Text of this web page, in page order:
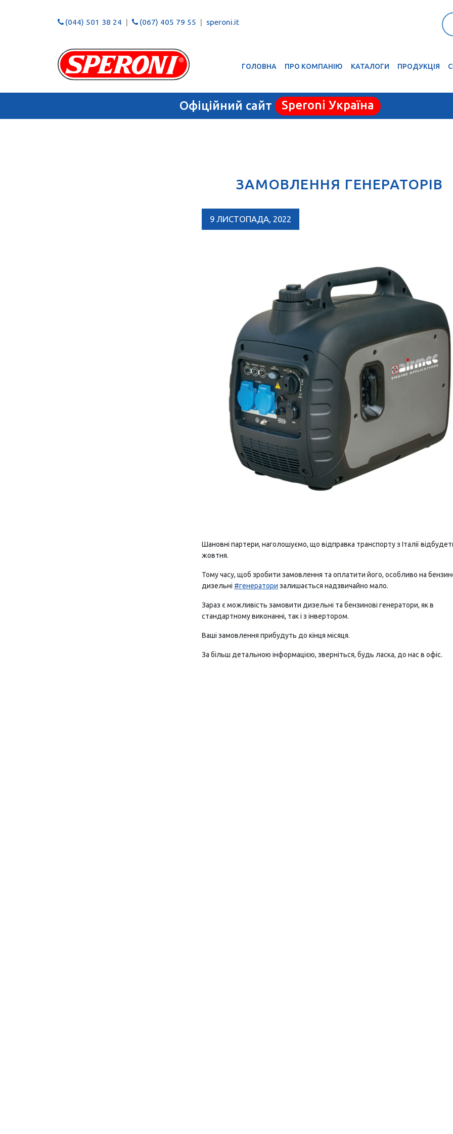
(044) 501 38 24 (067) 405 79 55 speroni.it
ГОЛОВНА ПРО КОМПАНІЮ КАТАЛОГИ ПРОДУКЦІЯ
Офіційний сайт Speroni Україна
ЗАМОВЛЕННЯ ГЕНЕРАТОРІВ
9 ЛИСТОПАДА, 2022
Шановні партери, наголошуємо, що відправка транспорту з Італії
жовтня.
Тому часу, щоб зробити замовлення та оплатити його, особливо на
дизельні #генератори залишається надзвичайно мало.
Зараз є можливість замовити дизельні та бензинові генератори, як в
стандартному виконанні, так і з інвертором.
Ваші замовлення прибудуть до кінця місяця.
За більш детальною інформацією, зверніться, будь ласка, до нас в офіс.